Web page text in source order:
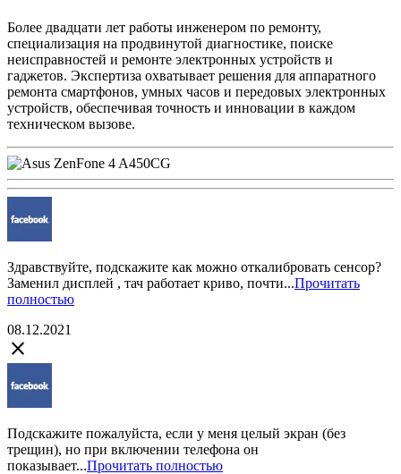
Более двадцати лет работы инженером по ремонту,
специализация на продвинутой диагностике, поиске
неисправностей и ремонте электронных устройств и
гаджетов. Экспертиза охватывает решения для аппаратного
ремонта смартфонов, умных часов и передовых электронных
устройств, обеспечивая точность и инновации в каждом
техническом вызове.
Здравствуйте, подскажите как можно откалибровать сенсор?
Заменил дисплей , тач работает криво, почти...Прочитать
полностью
08.12.2021
close
Подскажите пожалуйста, если у меня целый экран (без
трещин), но при включении телефона он
показывает...Прочитать полностью